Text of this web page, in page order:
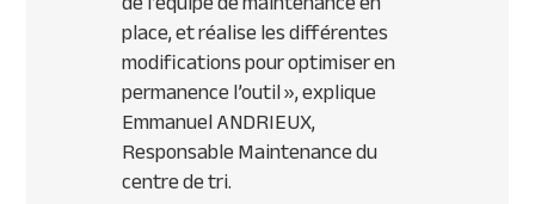
place, et réalise les différentes
modifications pour optimiser en
permanence l’outil», explique
Emmanuel ANDRIEUX,
Responsable Maintenance du
centre de tri.